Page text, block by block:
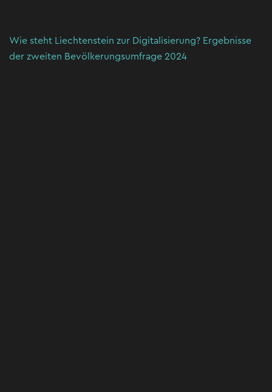
Wie steht Liechtenstein zur Digitalisierung? Ergebnisse
der zweiten Bevölkerungsumfrage 2024